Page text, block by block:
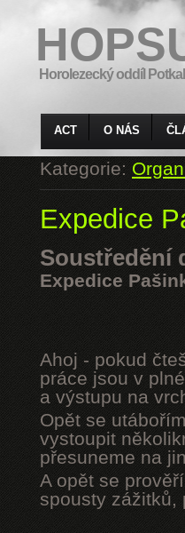
Horolezecký oddíl
ACT O NÁS
Kategorie:
Expedice
Soustředění
Expedice
Ahoj - pokud
práce jsou v
a výstupu na
Opět se
vystoupit
přesuneme na
A opět se
spousty zážitků,